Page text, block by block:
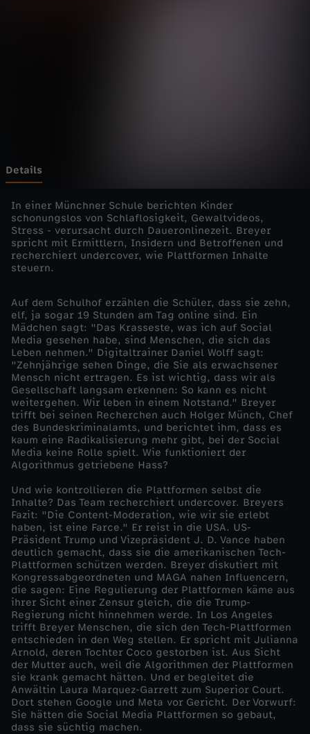
b
e
r
-
S
o
c
i
a
l
M
e
d
i
a
-
m
Details
In einer Münchner Schule berichten Kinder
schonungslos von Schlaflosigkeit, Gewaltvideos,
Stress - verursacht durch Daueronlinezeit. Breyer
spricht mit Ermittlern, Insidern und Betroffenen und
recherchiert undercover, wie Plattformen Inhalte
steuern.
Auf dem Schulhof erzählen die Schüler, dass sie zehn,
elf, ja sogar 19 Stunden am Tag online sind. Ein
Mädchen sagt: "Das Krasseste, was ich auf Social
Media gesehen habe, sind Menschen, die sich das
Leben nehmen." Digitaltrainer Daniel Wolff sagt:
"Zehnjährige sehen Dinge, die Sie als erwachsener
Mensch nicht ertragen. Es ist wichtig, dass wir als
Gesellschaft langsam erkennen: So kann es nicht
weitergehen. Wir leben in einem Notstand." Breyer
trifft bei seinen Recherchen auch Holger Münch, Chef
des Bundeskriminalamts, und berichtet ihm, dass es
kaum eine Radikalisierung mehr gibt, bei der Social
Media keine Rolle spielt. Wie funktioniert der
Algorithmus getriebene Hass?
Und wie kontrollieren die Plattformen selbst die
Inhalte? Das Team recherchiert undercover. Breyers
Fazit: "Die Content-Moderation, wie wir sie erlebt
haben, ist eine Farce." Er reist in die USA. US-
Präsident Trump und Vizepräsident J. D. Vance haben
deutlich gemacht, dass sie die amerikanischen Tech-
Plattformen schützen werden. Breyer diskutiert mit
Kongressabgeordneten und MAGA nahen Influencern,
die sagen: Eine Regulierung der Plattformen käme aus
ihrer Sicht einer Zensur gleich, die die Trump-
Regierung nicht hinnehmen werde. In Los Angeles
trifft Breyer Menschen, die sich den Tech-Plattformen
entschieden in den Weg stellen. Er spricht mit Julianna
Arnold, deren Tochter Coco gestorben ist. Aus Sicht
der Mutter auch, weil die Algorithmen der Plattformen
sie krank gemacht hätten. Und er begleitet die
Anwältin Laura Marquez-Garrett zum Superior Court.
Dort stehen Google und Meta vor Gericht. Der Vorwurf:
Sie hätten die Social Media Plattformen so gebaut,
dass sie süchtig machen.